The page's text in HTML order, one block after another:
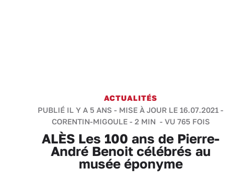
ACTUALITÉS
PUBLIÉ IL Y A 5 ANS - MISE À JOUR LE 16.07.2021 -
CORENTIN-MIGOULE- 2 MIN - VU 765 FOIS
ALÈS Les 100 ans de Pierre-
André Benoit célébrés au
musée éponyme